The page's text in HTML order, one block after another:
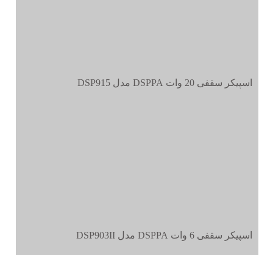
اسپیکر سقفی 20 وات DSPPA مدل DSP915
اسپیکر سقفی 6 وات DSPPA مدل DSP903II